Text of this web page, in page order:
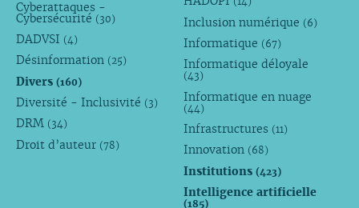
Cyberattaques -
Cybersécurité (30)
DADVSI (4)
Désinformation (25)
Divers (160)
Diversité - Inclusivité (3)
DRM (34)
Droit d’auteur (78)
Inclusion numérique (6)
Informatique (67)
Informatique déloyale
(43)
Informatique en nuage
(44)
Infrastructures (11)
Innovation (68)
Institutions(423)
Intelligence artificielle
(185)